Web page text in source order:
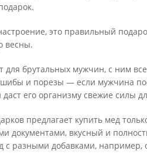
это правильный
весны.
для брутальных мужчин, с ним
и порезы — если мужчина
его организму свежие силы
предлагает купить мед
документами, вкусный и
с разными добавками, например,